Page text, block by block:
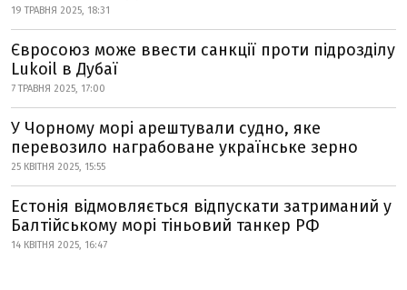
19 ТРАВНЯ 2025, 18:31
Євросоюз може ввести санкції проти підрозділу
Lukoil в Дубаї
7 ТРАВНЯ 2025, 17:00
У Чорному морі арештували судно, яке
перевозило награбоване українське зерно
25 КВІТНЯ 2025, 15:55
Естонія відмовляється відпускати затриманий у
Балтійському морі тіньовий танкер РФ
14 КВІТНЯ 2025, 16:47